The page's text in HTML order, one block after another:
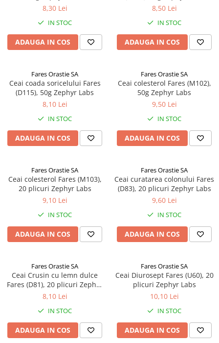
8,30 Lei
IN STOC
ADAUGA IN COS
8,50 Lei
IN STOC
ADAUGA IN COS
Fares Orastie SA
Ceai coada soricelului Fares
(D115), 50g Zephyr Labs
8,10 Lei
IN STOC
ADAUGA IN COS
Fares Orastie SA
Ceai colesterol Fares (M102),
50g Zephyr Labs
9,50 Lei
IN STOC
ADAUGA IN COS
Fares Orastie SA
Ceai colesterol Fares (M103),
20 plicuri Zephyr Labs
9,10 Lei
IN STOC
ADAUGA IN COS
Fares Orastie SA
Ceai curatarea colonului Fares
(D83), 20 plicuri Zephyr Labs
9,60 Lei
IN STOC
ADAUGA IN COS
Fares Orastie SA
Ceai Crusin cu lemn dulce
Fares (D81), 20 plicuri Zephyr
Labs
8,10 Lei
IN STOC
ADAUGA IN COS
Fares Orastie SA
Ceai Diurosept Fares (U60), 20
plicuri Zephyr Labs
10,10 Lei
IN STOC
ADAUGA IN COS